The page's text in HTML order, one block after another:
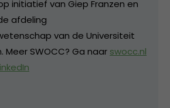
initiatief van Giep Franzen en
afdeling
van de Universiteit
SWOCC? Ga naar swocc.nl